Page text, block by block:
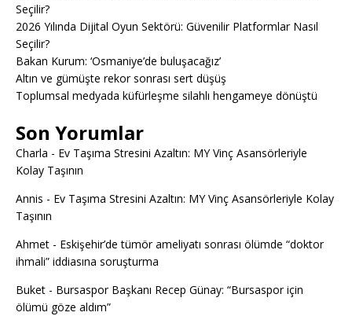
Seçilir?
2026 Yılında Dijital Oyun Sektörü: Güvenilir Platformlar Nasıl
Seçilir?
Bakan Kurum: ‘Osmaniye’de buluşacağız’
Altın ve gümüşte rekor sonrası sert düşüş
Toplumsal medyada küfürleşme silahlı hengameye dönüştü
Son Yorumlar
Charla - Ev Taşıma Stresini Azaltın: MY Vinç Asansörleriyle
Kolay Taşının
Annis - Ev Taşıma Stresini Azaltın: MY Vinç Asansörleriyle Kolay
Taşının
Ahmet - Eskişehir’de tümör ameliyatı sonrası ölümde “doktor
ihmali” iddiasına soruşturma
Buket - Bursaspor Başkanı Recep Günay: “Bursaspor için
ölümü göze aldım”